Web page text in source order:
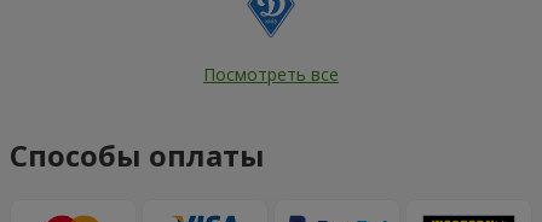
Посмотреть все
Способы оплаты